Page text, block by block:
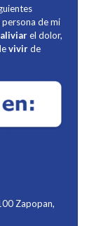
de mi
aliviarel dolor,
vivirde
Zapopan,